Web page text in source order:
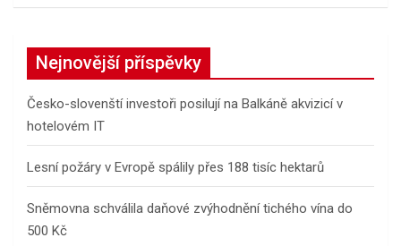
Nejnovější příspěvky
Česko-slovenští investoři posilují na Balkáně akvizicí v
hotelovém IT
Lesní požáry v Evropě spálily přes 188 tisíc hektarů
Sněmovna schválila daňové zvýhodnění tichého vína do
500 Kč